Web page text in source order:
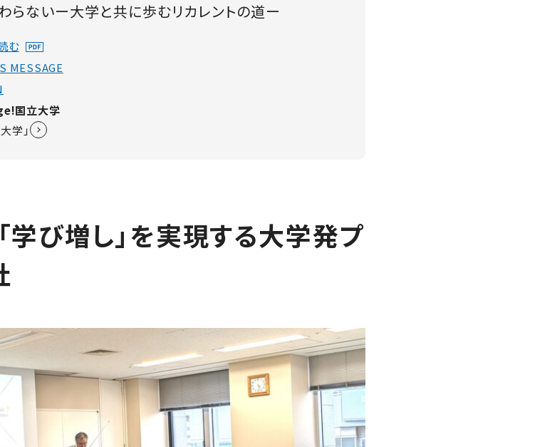
らないー大学と共に歩むリカレントの道ー
む
MESSAGE
国立大学
学」
学び増し」を実現する大学発プ